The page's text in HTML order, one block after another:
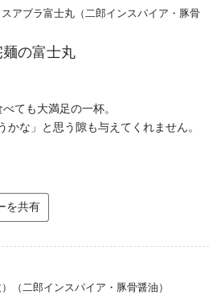
アブラ富士丸（二郎インスパイア・豚骨
の富士丸
ても大満足の一杯。
かな」と思う隙も与えてくれません。
を共有
（二郎インスパイア・豚骨醤油）